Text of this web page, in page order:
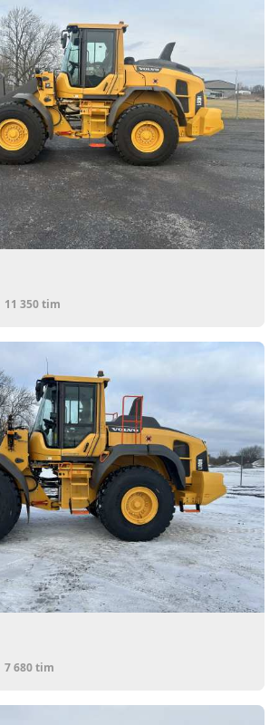
11 350 tim
7 680 tim